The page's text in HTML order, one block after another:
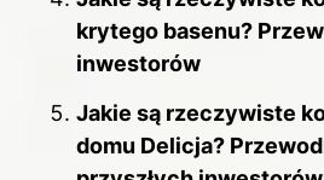
krytego basenu?
inwestorów
Jakie są rzeczywiste
domu Delicja?